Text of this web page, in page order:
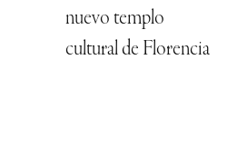
nuevo templo
cultural de Florencia